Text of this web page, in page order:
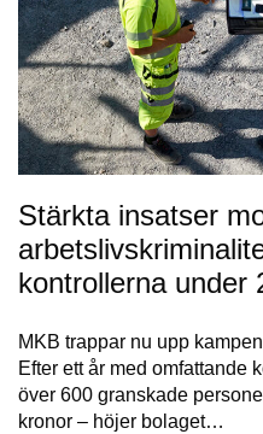
Stärkta insatser
kontrollerna under
MKB trappar nu upp
Efter ett år med omfattande
över 600 granskade
kronor – höjer bolaget…